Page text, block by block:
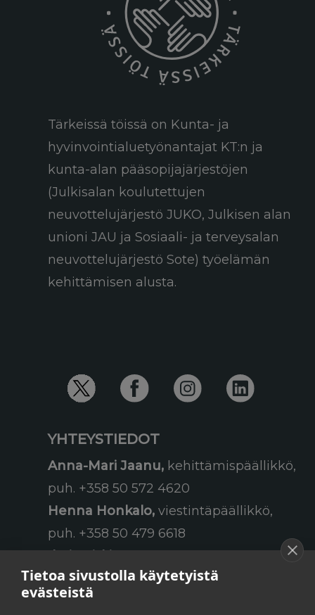
Tärkeissä töissä on Kunta- ja
hyvinvointialuetyönantajat KT:n ja
kunta-alan pääsopijajärjestöjen
(Julkisalan koulutettujen
neuvottelujärjestö JUKO, Julkisen alan
unioni JAU ja Sosiaali- ja terveysalan
neuvottelujärjestö Sote) työelämän
kehittämisen alusta.
YHTEYSTIEDOT
Anna-Mari Jaanu, kehittämispäällikkö,
puh. +358 50 572 4620
Henna Honkalo, viestintäpäällikkö,
puh. +358 50 479 6618
tapahtumakoordinaattori,
puh. +358 45 130 3832
Tietoa sivustolla käytetyistä
evästeistä